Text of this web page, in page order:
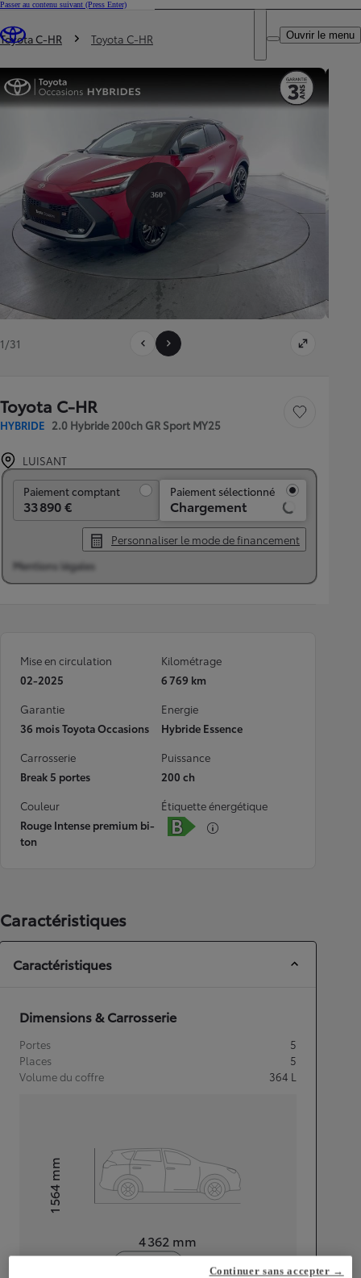
Passer au contenu suivant (Press Enter)
Trouvez un partenaire Toyota
DEALER NAME
Ouvrir le menu
Vous êtes ici
Toyota C-HR Toyota C-HR
360°
1/31
Toyota C-HR
HYBRIDE 2.0 Hybride 200ch GR Sport MY25
Sauvegarder le
LUISANT
Paiement comptant
33 890 €
Paiement sélectionné
Chargement
Personnaliser le mode de financement
Mentions légales
Mise en circulation
02-2025
Kilométrage
6 769 km
Garantie
36 mois Toyota Occasions
Energie
Hybride Essence
Carrosserie
Break 5 portes
Puissance
200 ch
Couleur
Rouge Intense premium bi-
ton
Étiquette énergétique
Caractéristiques
Caractéristiques
Dimensions & Carrosserie
Portes
5
Places
5
Volume du coffre
364 L
4 362 mm
Hauteur1 564
mm
Continuer sans accepter →